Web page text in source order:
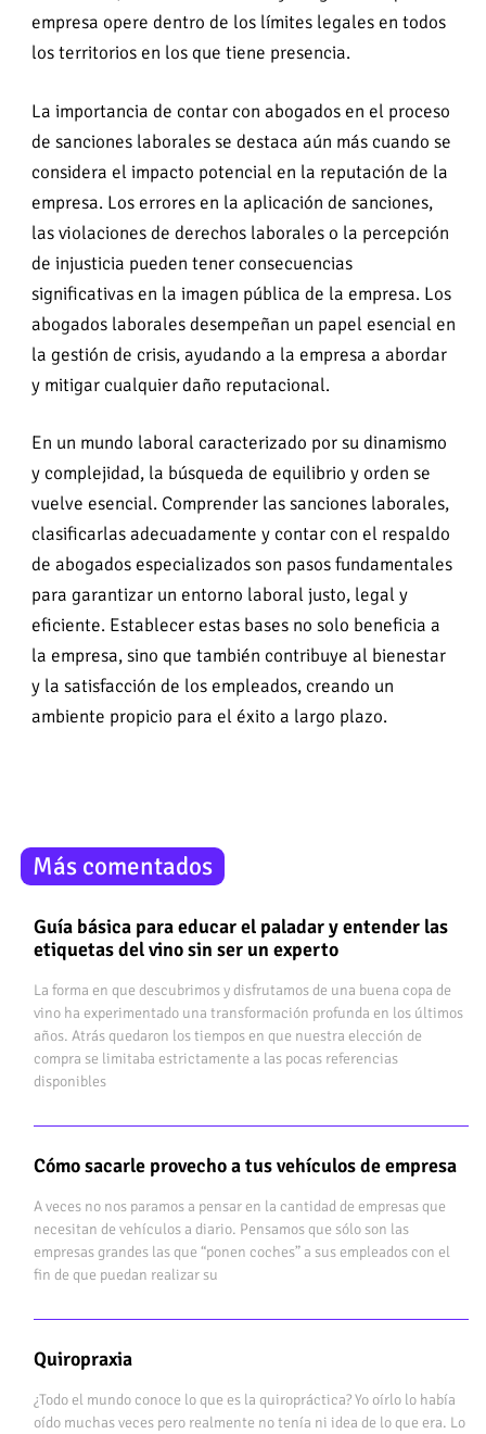
empresa opere dentro de los límites legales en todos
los territorios en los que tiene presencia.
La importancia de contar con abogados en el proceso
de sanciones laborales se destaca aún más cuando se
considera el impacto potencial en la reputación de la
empresa. Los errores en la aplicación de sanciones,
las violaciones de derechos laborales o la percepción
de injusticia pueden tener consecuencias
significativas en la imagen pública de la empresa. Los
abogados laborales desempeñan un papel esencial en
la gestión de crisis, ayudando a la empresa a abordar
y mitigar cualquier daño reputacional.
En un mundo laboral caracterizado por su dinamismo
y complejidad, la búsqueda de equilibrio y orden se
vuelve esencial. Comprender las sanciones laborales,
clasificarlas adecuadamente y contar con el respaldo
de abogados especializados son pasos fundamentales
para garantizar un entorno laboral justo, legal y
eficiente. Establecer estas bases no solo beneficia a
la empresa, sino que también contribuye al bienestar
y la satisfacción de los empleados, creando un
ambiente propicio para el éxito a largo plazo.
Más comentados
Guía básica para educar el paladar y entender las
etiquetas del vino sin ser un experto
La forma en que descubrimos y disfrutamos de una buena copa de
vino ha experimentado una transformación profunda en los últimos
años. Atrás quedaron los tiempos en que nuestra elección de
compra se limitaba estrictamente a las pocas referencias
disponibles
Cómo sacarle provecho a tus vehículos de empresa
A veces no nos paramos a pensar en la cantidad de empresas que
necesitan de vehículos a diario. Pensamos que sólo son las
empresas grandes las que “ponen coches” a sus empleados con el
fin de que puedan realizar su
Quiropraxia
¿Todo el mundo conoce lo que es la quiropráctica? Yo oírlo lo había
oído muchas veces pero realmente no tenía ni idea de lo que era. Lo